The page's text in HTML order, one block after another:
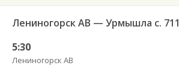
Лениногорск АВ — Урмышла с. 711
5:30
Лениногорск АВ